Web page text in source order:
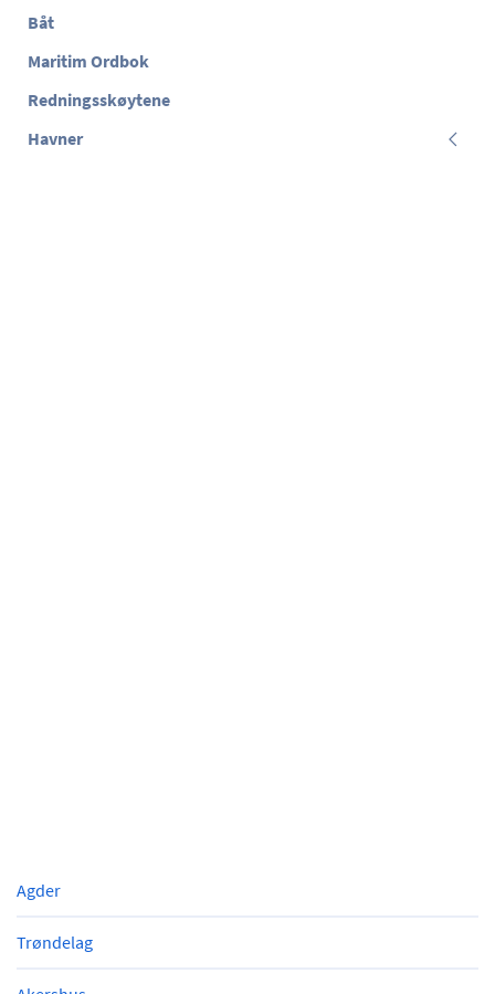
Båt
Maritim Ordbok
Redningsskøytene
Havner
Agder
Trøndelag